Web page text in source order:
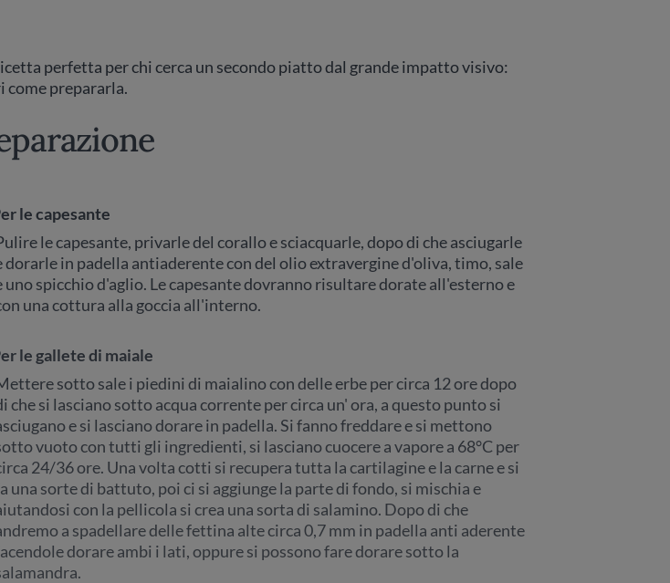
perfetta per chi cerca un secondo piatto dal grande impatto visivo:
come prepararla.
le capesante
le capesante, privarle del corallo e sciacquarle, dopo di che asciugarle
dorarle in padella antiaderente con del olio extravergine d'oliva, timo, sale
uno spicchio d'aglio. Le capesante dovranno risultare dorate all'esterno e
una cottura alla goccia all'interno.
le gallete di maiale
sotto sale i piedini di maialino con delle erbe per circa 12 ore dopo
che si lasciano sotto acqua corrente per circa un' ora, a questo punto si
e si lasciano dorare in padella. Si fanno freddare e si mettono
vuoto con tutti gli ingredienti, si lasciano cuocere a vapore a 68°C per
24/36 ore. Una volta cotti si recupera tutta la cartilagine e la carne e si
una sorte di battuto, poi ci si aggiunge la parte di fondo, si mischia e
con la pellicola si crea una sorta di salamino. Dopo di che
a spadellare delle fettina alte circa 0,7 mm in padella anti aderente
dorare ambi i lati, oppure si possono fare dorare sotto la